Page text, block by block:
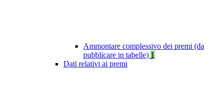
Ammontare complessivo dei premi (da
pubblicare in tabelle) 1
Dati relativi ai premi